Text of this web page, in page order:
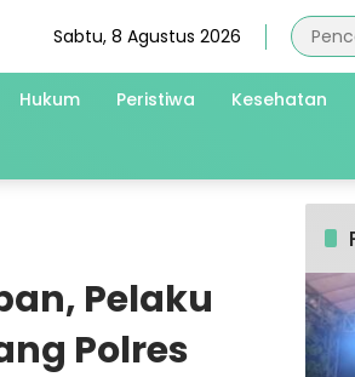
Sabtu, 8 Agustus 2026
Hukum Peristiwa Kesehatan
Pelaku
Polres